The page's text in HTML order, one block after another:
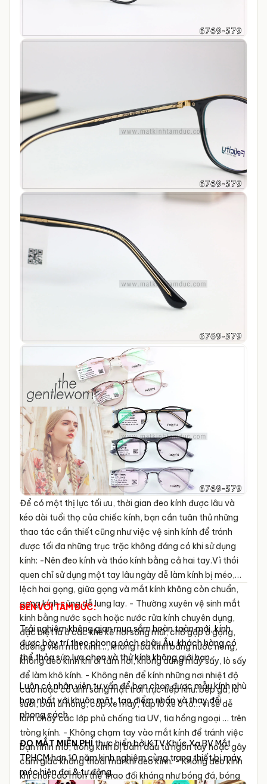
Để có một thị lực tối ưu, thời gian đeo kính được lâu và
kéo dài tuổi thọ của chiếc kính, bạn cần tuân thủ những
thao tác cần thiết cũng như việc vệ sinh kính để tránh
được tối đa những trục trặc không đáng có khi sử dụng
kính: -Nên đeo kính và tháo kính bằng cả hai tay.Vì thói
quen chỉ sử dụng một tay lâu ngày dễ làm kính bị méo,
lệch hai gọng, giữa gọng và mắt kính không còn chuẩn,
gọng kính cũng dễ lung lay. - Thường xuyên vệ sinh mắt
kính bằng nước sạch hoặc nước rửa kính chuyên dụng,
đặc biệt là ở các khe kẽ nơi sống mũi, chỗ gập ở gọng,
đường viền mắt kính…, không rửa kính bằng nước nóng,
không đeo kính khi đi tắm hơi, không dùng máy sấy, lò sấy
để làm khô kính. - Không nên để kính những nơi nhiệt độ
cao hoặc có ánh sáng mặt trời trực tiếp như: bếp ga, lò
sưởi, bàn ủi nóng, cốp xe máy, táp lô xe ô tô… vì sẽ dễ
làm chảy các lớp phủ chống tia UV, tia hồng ngoại … trên
tròng kính. - Không chạm tay vào mắt kính để tránh việc
bạn nhìn mờ, tròng kính bị bám dầu từ ngón tay hoặc gây
cảm giác không thoải mái khi đeo kính.- Không đeo kính
khi chơi các môn thể thao đối kháng như bóng đá, bóng
ĐẾN VỚI TÂM ĐỨC:
Trải nghiệm không gian mua sắm hoàn toàn mới, kính
được bày trí theo phong cách châu Âu, khách hàng có
thể thỏa sức lựa chọn và thử kính không giới hạn.
Luôn có nhân viên tư vấn để bạn chọn được mẫu kính phù
hợp nhất với khuôn mặt, tạo điểm nhấn và thay đổi
phong cách
ĐO MẮT MIỄN PHÍthực hiển bởi KTV Khúc Xạ BV Mắt
TPHCM hơn 10 năm kinh nghiệm cùng trang thiết bị máy
móc hiện đại & tự động.